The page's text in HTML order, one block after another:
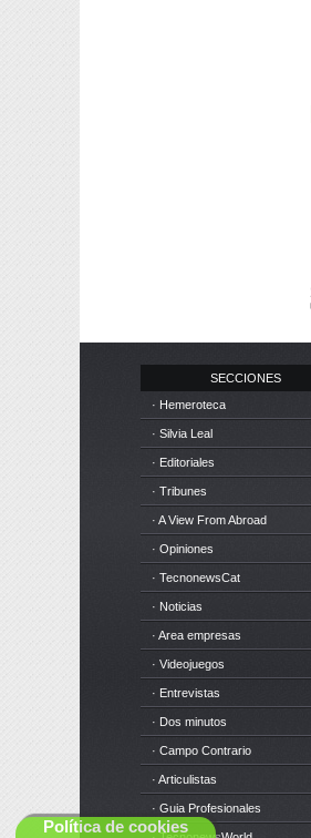
SECCIONES
· Hemeroteca
· Silvia Leal
· Editoriales
· Tribunes
· A View From Abroad
· Opiniones
· TecnonewsCat
· Noticias
· Area empresas
· Videojuegos
· Entrevistas
· Dos minutos
· Campo Contrario
· Articulistas
· Guia Profesionales
Política de cookies